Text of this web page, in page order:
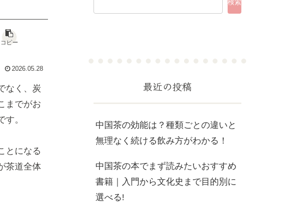
コピー
2026.05.28
なく、炭
までがお
。
とになる
茶道全体
検索
最近の投稿
中国茶の効能は？種類ごとの違いと
無理なく続ける飲み方がわかる！
中国茶の本でまず読みたいおすすめ
書籍｜入門から文化史まで目的別に
選べる!